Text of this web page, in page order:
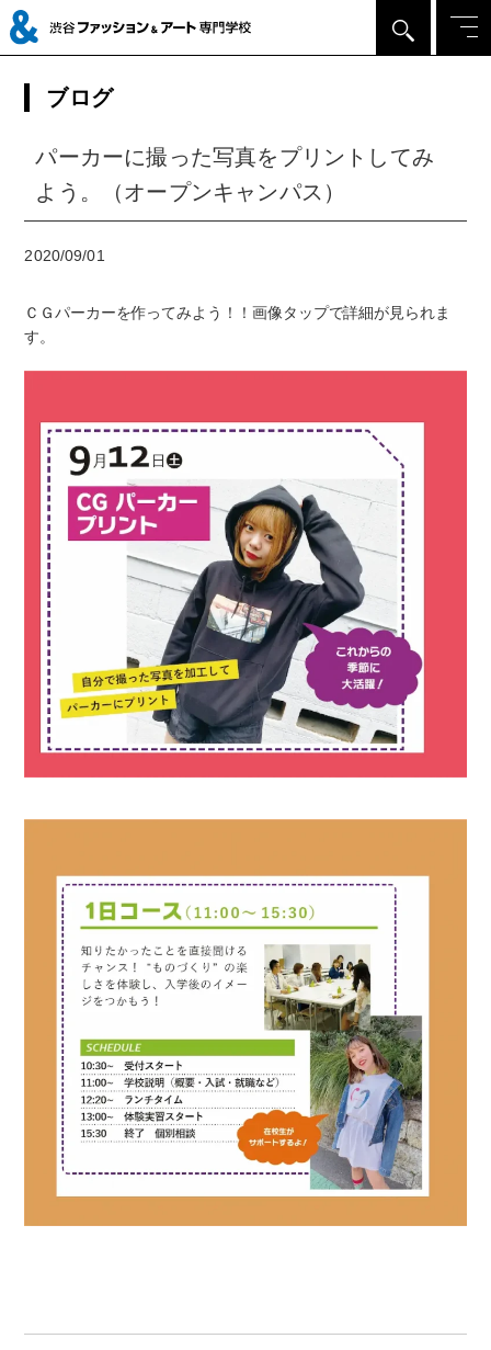
ブログ
パーカーに撮った写真をプリントしてみ
よう。（オープンキャンパス）
2020/09/01
ＣＧパーカーを作ってみよう！！画像タップで詳細が見られま
す。